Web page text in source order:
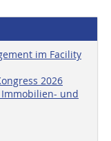
im Facility
2026
Immobilien- und